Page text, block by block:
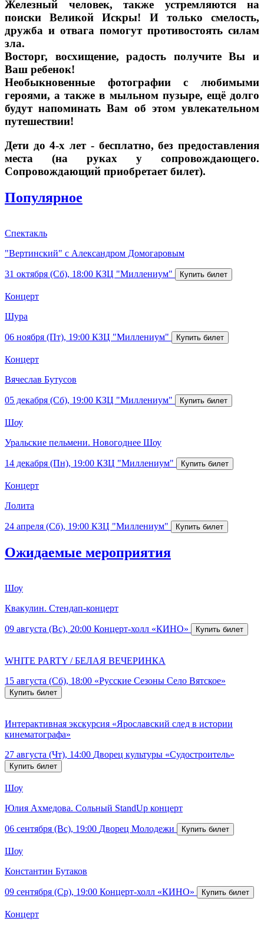
Железный человек, также устремляются на
поиски Великой Искры! И только смелость,
дружба и отвага помогут противостоять силам
зла.
Восторг, восхищение, радость получите Вы и
Ваш ребенок!
Необыкновенные фотографии с любимыми
героями, а также в мыльном пузыре, ещё долго
будут напоминать Вам об этом увлекательном
путешествии!
Дети до 4-х лет - бесплатно, без предоставления
места (на руках у сопровождающего.
Сопровождающий приобретает билет).
Популярное
Спектакль
"Вертинский" с Александром Домогаровым
31 октября (Сб), 18:00 КЗЦ "Миллениум"
Концерт
Шура
06 ноября (Пт), 19:00 КЗЦ "Миллениум"
Концерт
Вячеслав Бутусов
05 декабря (Сб), 19:00 КЗЦ "Миллениум"
Шоу
Уральские пельмени. Новогоднее Шоу
14 декабря (Пн), 19:00 КЗЦ "Миллениум"
Концерт
Лолита
24 апреля (Сб), 19:00 КЗЦ "Миллениум"
Ожидаемые мероприятия
Шоу
Квакулин. Стендап-концерт
09 августа (Вс), 20:00 Концерт-холл «КИНО»
WHITE PARTY / БЕЛАЯ ВЕЧЕРИНКА
15 августа (Сб), 18:00 «Русские Сезоны Село Вятское»
Интерактивная экскурсия «Ярославский след в истории
кинематографа»
27 августа (Чт), 14:00 Дворец культуры «Судостроитель»
Шоу
Юлия Ахмедова. Сольный StandUp концерт
06 сентября (Вс), 19:00 Дворец Молодежи
Шоу
Константин Бутаков
09 сентября (Ср), 19:00 Концерт-холл «КИНО»
Концерт